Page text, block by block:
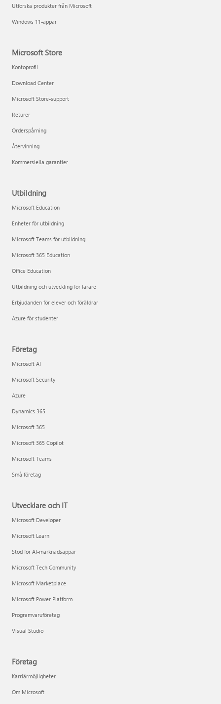
Utforska produkter från Microsoft
Windows 11-appar
Microsoft Store
Kontoprofil
Download Center
Microsoft Store-support
Returer
Orderspårning
Återvinning
Kommersiella garantier
Utbildning
Microsoft Education
Enheter för utbildning
Microsoft Teams för utbildning
Microsoft 365 Education
Office Education
Utbildning och utveckling för lärare
Erbjudanden för elever och föräldrar
Azure för studenter
Företag
Microsoft AI
Microsoft Security
Azure
Dynamics 365
Microsoft 365
Microsoft 365 Copilot
Microsoft Teams
Små företag
Utvecklare och IT
Microsoft Developer
Microsoft Learn
Stöd för AI-marknadsappar
Microsoft Tech Community
Microsoft Marketplace
Microsoft Power Platform
Programvaruföretag
Visual Studio
Företag
Karriärmöjligheter
Om Microsoft